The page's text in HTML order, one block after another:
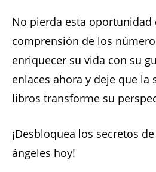
No pierda esta oportunidad
comprensión de los
enriquecer su vida con su
enlaces ahora y deje que la
libros transforme su
¡Desbloquea los secretos
ángeles hoy!